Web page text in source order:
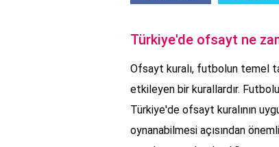
Türkiye'de ofsayt ne
Ofsayt kuralı, futbolun temel
etkileyen bir kurallardır.
Türkiye'de ofsayt kuralının
oynanabilmesi açısından